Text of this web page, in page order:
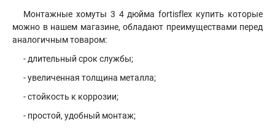
Монтажные хомуты 3 4 дюйма fortisflex купить которые
можно в нашем магазине, обладают преимуществами перед
аналогичным товаром:
- длительный срок службы;
- увеличенная толщина металла;
- стойкость к коррозии;
- простой, удобный монтаж;